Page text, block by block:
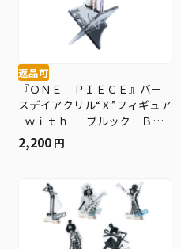
返品可
『ＯＮＥ ＰＩＥＣＥ』バー
スデイアクリル“Ｘ”フィギュア
−ｗｉｔｈ− ブルック ＢＥ
２
2,200 円